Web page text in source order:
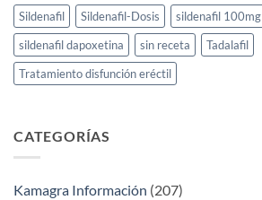
Sildenafil
Sildenafil-Dosis
sildenafil 100mg
sildenafil dapoxetina
sin receta
Tadalafil
Tratamiento disfunción eréctil
CATEGORÍAS
Kamagra Información (207)